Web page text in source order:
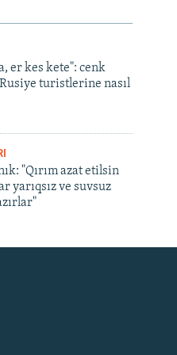
er kes kete": cenk
turistlerine nasıl
"Qırım azat etilsin
yarıqsız ve suvsuz